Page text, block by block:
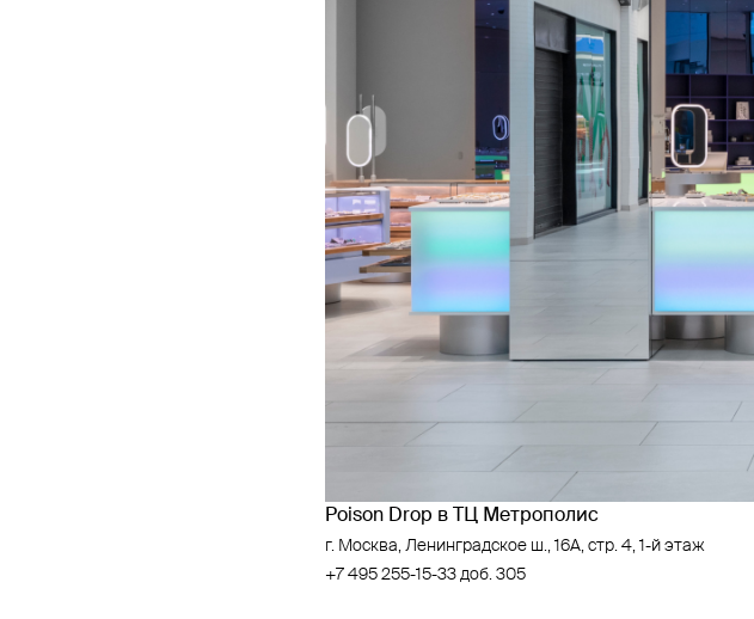
Poison Drop в ТЦ Метрополис
г. Москва, Ленинградское ш., 16А, стр. 4, 1-й этаж
+7 495 255-15-33 доб. 305